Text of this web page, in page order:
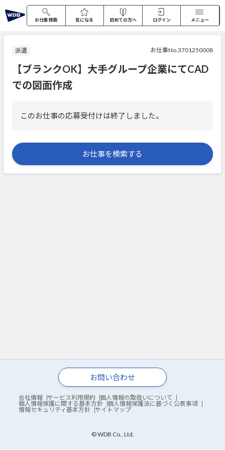
お仕事検索 気になる 初めての方へ ログイン メニュー
派遣 お仕事No.3701250008
【ブランクOK】大手グループ企業にてCAD
での図面作成
このお仕事の応募受付けは終了しました。
お仕事を検索する
お問い合わせ
会社情報 サービス利用規約
個人情報の取扱いについて
個人情報保護に関する基本方針
個人情報保護法に基づく公表事項
情報セキュリティ基本方針
サイトマップ
© WDB Co., Ltd.